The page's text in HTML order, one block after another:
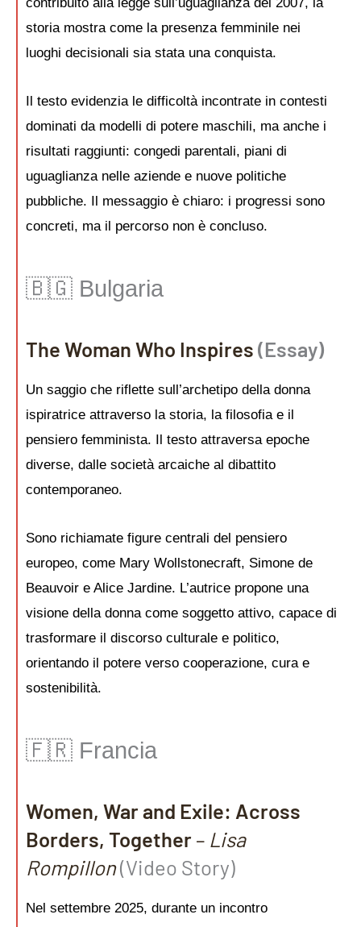
storia mostra come la presenza femminile nei
luoghi decisionali sia stata una conquista.
Il testo evidenzia le difficoltà incontrate in contesti
dominati da modelli di potere maschili, ma anche i
risultati raggiunti: congedi parentali, piani di
uguaglianza nelle aziende e nuove politiche
pubbliche. Il messaggio è chiaro: i progressi sono
concreti, ma il percorso non è concluso.
🇧🇬 Bulgaria
The Woman Who Inspires(Essay)
Un saggio che riflette sull’archetipo della donna
ispiratrice attraverso la storia, la filosofia e il
pensiero femminista. Il testo attraversa epoche
diverse, dalle società arcaiche al dibattito
contemporaneo.
Sono richiamate figure centrali del pensiero
europeo, come Mary Wollstonecraft, Simone de
Beauvoir e Alice Jardine. L’autrice propone una
visione della donna come soggetto attivo, capace di
trasformare il discorso culturale e politico,
orientando il potere verso cooperazione, cura e
sostenibilità.
🇫🇷 Francia
Women, War and Exile: Across
Borders, Together– Lisa
Rompillon(Video Story)
Nel settembre 2025, durante un incontro